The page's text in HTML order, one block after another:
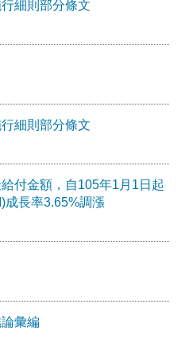
細則部分條文
細則部分條文
付金額，自105年1月1日起
成長率3.65%調漲
彙編